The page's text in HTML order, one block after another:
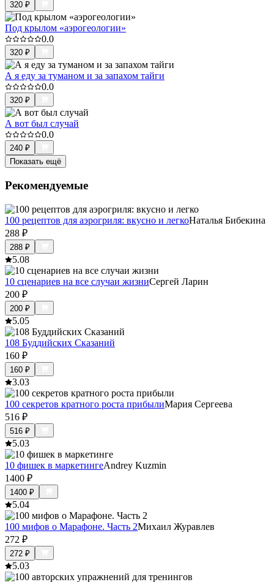
320 ₽
Под крылом «аэрогеологии»
0.0
320 ₽
А я еду за туманом и за запахом тайги
0.0
320 ₽
А вот был случай
0.0
240 ₽
Показать ещё
Рекомендуемые
100 рецептов для аэрогриля: вкусно и легкоНаталья Бибекина
288 ₽
288 ₽
5.08
10 сценариев на все случаи жизниСергей Ларин
200 ₽
200 ₽
5.05
108 Буддийских Сказаний
160 ₽
160 ₽
3.03
100 секретов кратного роста прибылиМария Сергеева
516 ₽
516 ₽
5.03
10 фишек в маркетингеAndrey Kuzmin
1400 ₽
1400 ₽
5.04
100 мифов о Марафоне. Часть 2Михаил Журавлев
272 ₽
272 ₽
5.03